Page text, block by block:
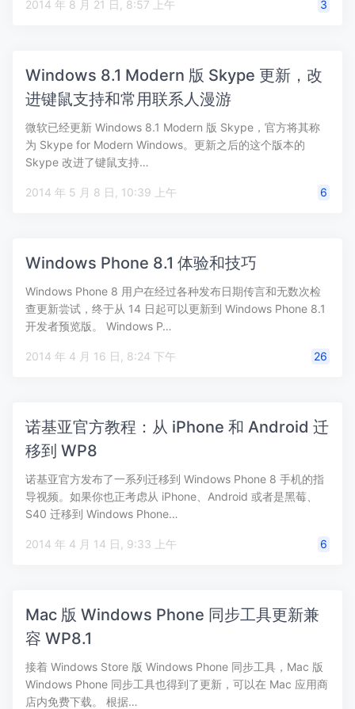
2014 年 8 月 21 日, 8:57 上午 3
Windows 8.1 Modern 版 Skype 更新，改
进键鼠支持和常用联系人漫游
微软已经更新 Windows 8.1 Modern 版 Skype，官方将其称
为 Skype for Modern Windows。更新之后的这个版本的
Skype 改进了键鼠支持…
2014 年 5 月 8 日, 10:39 上午 6
Windows Phone 8.1 体验和技巧
Windows Phone 8 用户在经过各种发布日期传言和无数次检
查更新尝试，终于从 14 日起可以更新到 Windows Phone 8.1
开发者预览版。 Windows P…
2014 年 4 月 16 日, 8:24 下午 26
诺基亚官方教程：从 iPhone 和 Android 迁
移到 WP8
诺基亚官方发布了一系列迁移到 Windows Phone 8 手机的指
导视频。如果你也正考虑从 iPhone、Android 或者是黑莓、
S40 迁移到 Windows Phone…
2014 年 4 月 14 日, 9:33 上午 6
Mac 版 Windows Phone 同步工具更新兼
容 WP8.1
接着 Windows Store 版 Windows Phone 同步工具，Mac 版
Windows Phone 同步工具也得到了更新，可以在 Mac 应用商
店内免费下载。 根据…